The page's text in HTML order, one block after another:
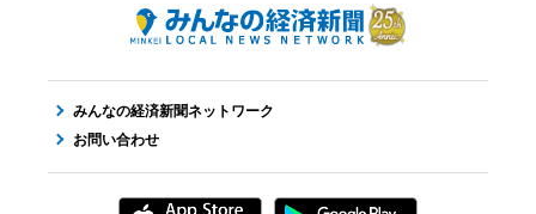
みんなの経済新聞ネットワーク
お問い合わせ